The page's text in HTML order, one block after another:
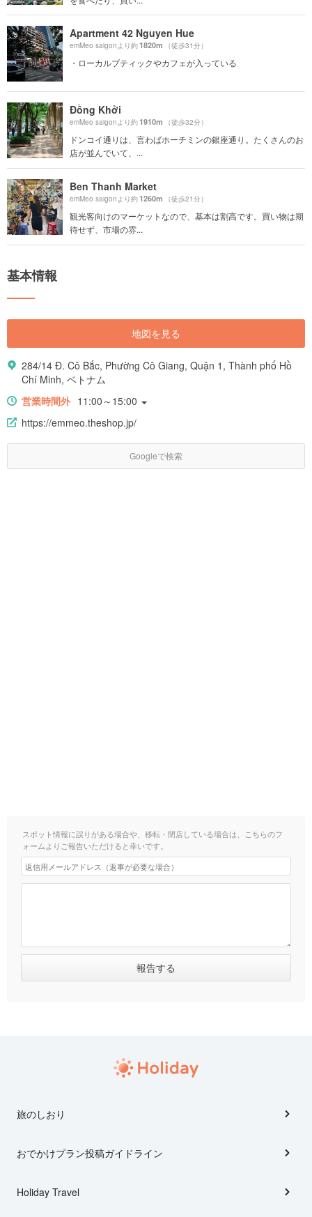
Apartment 42 Nguyen Hue
emMeo saigonより約1820m （徒歩31分）
・ローカルブティックやカフェが入っている
Đồng Khởi
emMeo saigonより約1910m （徒歩32分）
ドンコイ通りは、言わばホーチミンの銀座通り。たくさんのお
店が並んでいて、...
Ben Thanh Market
emMeo saigonより約1260m （徒歩21分）
観光客向けのマーケットなので、基本は割高です。買い物は期
待せず、市場の雰...
基本情報
地図を見る
284/14 Đ. Cô Bắc, Phường Cô Giang, Quận 1, Thành phố Hồ
Chí Minh, ベトナム
営業時間外 11:00～15:00
https://emmeo.theshop.jp/
Googleで検索
スポット情報に誤りがある場合や、移転・閉店している場合は、こちらのフ
ォームよりご報告いただけると幸いです。
旅のしおり
おでかけプラン投稿ガイドライン
Holiday Travel